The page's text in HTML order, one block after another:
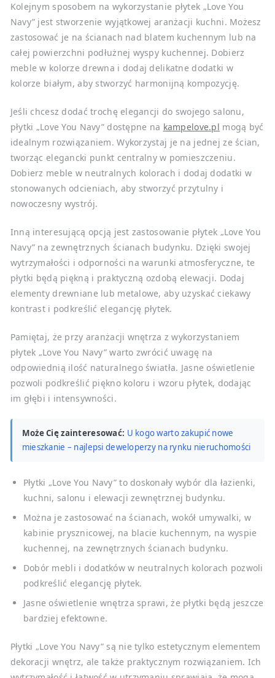
Kolejnym sposobem na wykorzystanie płytek „Love You
Navy” jest stworzenie wyjątkowej aranżacji kuchni. Możesz
zastosować je na ścianach nad blatem kuchennym lub na
całej powierzchni podłużnej wyspy kuchennej. Dobierz
meble w kolorze drewna i dodaj delikatne dodatki w
kolorze białym, aby stworzyć harmonijną kompozycję.
Jeśli chcesz dodać trochę elegancji do swojego salonu,
płytki „Love You Navy” dostępne na kampelove.pl mogą być
idealnym rozwiązaniem. Wykorzystaj je na jednej ze ścian,
tworząc elegancki punkt centralny w pomieszczeniu.
Dobierz meble w neutralnych kolorach i dodaj dodatki w
stonowanych odcieniach, aby stworzyć przytulny i
nowoczesny wystrój.
Inną interesującą opcją jest zastosowanie płytek „Love You
Navy” na zewnętrznych ścianach budynku. Dzięki swojej
wytrzymałości i odporności na warunki atmosferyczne, te
płytki będą piękną i praktyczną ozdobą elewacji. Dodaj
elementy drewniane lub metalowe, aby uzyskać ciekawy
kontrast i podkreślić elegancję płytek.
Pamiętaj, że przy aranżacji wnętrza z wykorzystaniem
płytek „Love You Navy” warto zwrócić uwagę na
odpowiednią ilość naturalnego światła. Jasne oświetlenie
pozwoli podkreślić piękno koloru i wzoru płytek, dodając
im głębi i intensywności.
Może Cię zainteresować: U kogo warto zakupić nowe
mieszkanie – najlepsi deweloperzy na rynku nieruchomości
Płytki „Love You Navy” to doskonały wybór dla łazienki,
kuchni, salonu i elewacji zewnętrznej budynku.
Można je zastosować na ścianach, wokół umywalki, w
kabinie prysznicowej, na blacie kuchennym, na wyspie
kuchennej, na zewnętrznych ścianach budynku.
Dobór mebli i dodatków w neutralnych kolorach pozwoli
podkreślić elegancję płytek.
Jasne oświetlenie wnętrza sprawi, że płytki będą jeszcze
bardziej efektowne.
Płytki „Love You Navy” są nie tylko estetycznym elementem
dekoracji wnętrz, ale także praktycznym rozwiązaniem. Ich